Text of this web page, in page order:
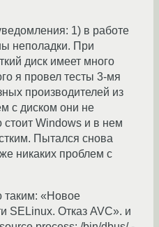
1) в работе
неполадки. При
диск имеет много
я провел тесты 3-мя
производителей из
с диском они не
Windows и в нем
Пытался снова
никаких проблем с
таким: «Новое
SELinux. Отказ AVC». и